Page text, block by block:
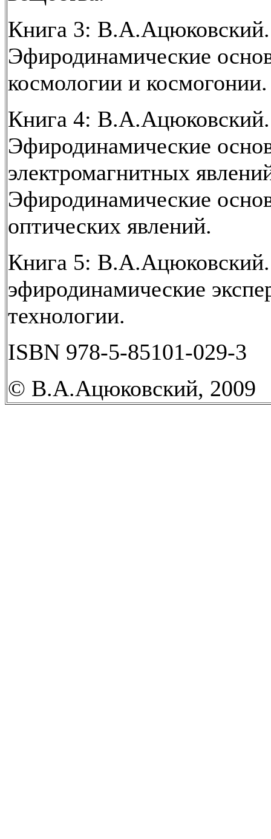
Книга 3: В.А.Ацюковский.
Эфиродинамические
космологии и космогонии.
Книга 4:
Эфиродинамические
электромагнитных
Эфиродинамические
оптических явлений.
Книга 5:
эфиродинамические
технологии.
ISBN 978-5-85101-029-3
© В.А.Ацюковский, 2009